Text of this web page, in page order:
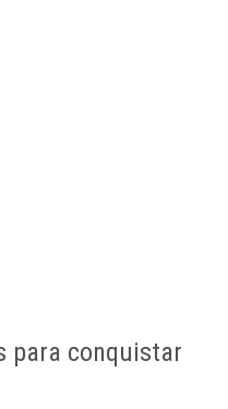
para conquistar